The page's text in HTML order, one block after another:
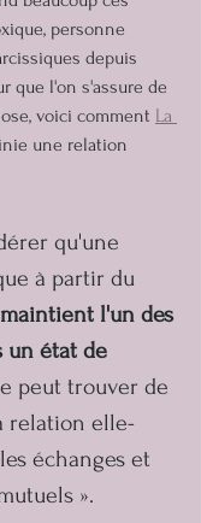
personne
depuis
que l'on s'assure de
voici comment La
une relation
qu'une
à partir du
maintient l'un des
un état de
peut trouver de
relation elle-
échanges et
».